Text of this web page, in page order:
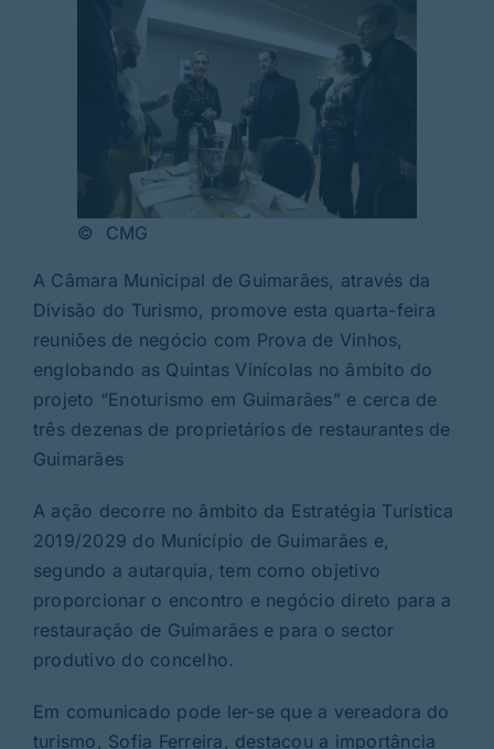
© CMG
A Câmara Municipal de Guimarães, através da
Divisão do Turismo, promove esta quarta-feira
reuniões de negócio com Prova de Vinhos,
englobando as Quintas Vinícolas no âmbito do
projeto “Enoturismo em Guimarães” e cerca de
três dezenas de proprietários de restaurantes de
Guimarães
A ação decorre no âmbito da Estratégia Turística
2019/2029 do Município de Guimarães e,
segundo a autarquia, tem como objetivo
proporcionar o encontro e negócio direto para a
restauração de Guimarães e para o sector
produtivo do concelho.
Em comunicado pode ler-se que a vereadora do
turismo, Sofia Ferreira, destacou a importância